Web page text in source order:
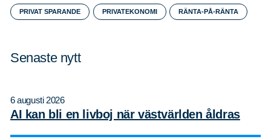
PRIVAT SPARANDE PRIVATEKONOMI RÄNTA-PÅ-RÄNTA
Senaste nytt
6 augusti 2026
AI kan bli en livboj när västvärlden åldras